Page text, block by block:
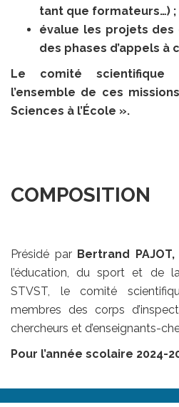
tant que formateurs…) ;
évalue les projets
des phases d’appels à
Le comité
l’ensemble de ces
Sciences à l’École ».
COMPOSITION
Présidé parBertrand PAJOT,
l’éducation, du sport et de
STVST, le comité
membres des corps
chercheurs et d’enseignants-
Pour l’année scolaire 2024-